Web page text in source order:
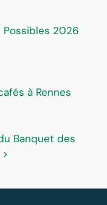
Possibles 2026
à Rennes
Banquet des
>